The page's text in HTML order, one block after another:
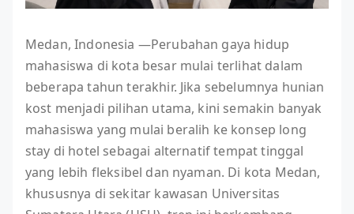
Medan, Indonesia —Perubahan gaya hidup
mahasiswa di kota besar mulai terlihat dalam
beberapa tahun terakhir. Jika sebelumnya hunian
kost menjadi pilihan utama, kini semakin banyak
mahasiswa yang mulai beralih ke konsep long
stay di hotel sebagai alternatif tempat tinggal
yang lebih fleksibel dan nyaman. Di kota Medan,
khususnya di sekitar kawasan Universitas